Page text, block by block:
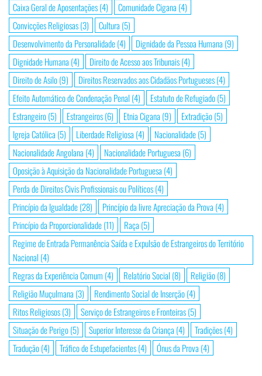
Caixa Geral de Aposentações(4) Comunidade Cigana (4)
Convicções Religiosas(3) Cultura (5)
Desenvolvimento da Personalidade(4) Dignidade da Pessoa Humana (9)
Dignidade Humana (4) Direito de Acesso aos Tribunais(4)
Direito de Asilo(9) Direitos Reservados aos Cidadãos Portugueses(4)
Efeito Automático de Condenação Penal (4) Estatuto de Refugiado(5)
Estrangeiro(5) Estrangeiros(6) Etnia Cigana (9) Extradição(5)
Igreja Católica (5) Liberdade Religiosa (4) Nacionalidade(5)
Nacionalidade Angolana (4) Nacionalidade Portuguesa (6)
Oposição à Aquisição da Nacionalidade Portuguesa (4)
Perda de Direitos Civis Profissionais ou Políticos(4)
Princípio da Igualdade(28) Princípio da livre Apreciação da Prova (4)
Princípio da Proporcionalidade(11) Raça (5)
Regime de Entrada Permanência Saída e Expulsão de Estrangeiros do Território
Nacional (4)
Regras da Experiência Comum (4) Relatório Social (8) Religião(8)
Religião Muçulmana (3) Rendimento Social de Inserção(4)
Ritos Religiosos(3) Serviço de Estrangeiros e Fronteiras(5)
Situação de Perigo(5) Superior Interesse da Criança (4) Tradições(4)
Tradução(4) Tráfico de Estupefacientes(4) Ónus da Prova (4)